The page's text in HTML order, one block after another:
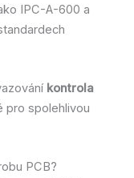
IPC-A-600 a
kontrola
spolehlivou
PCB?